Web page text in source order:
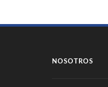
NOSOTROS